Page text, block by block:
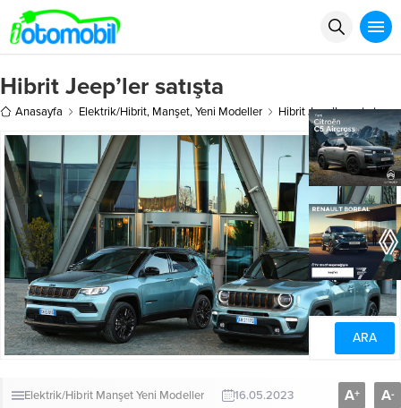
Hibrit Jeep’ler satışta
Anasayfa Elektrik/Hibrit, Manşet,Yeni Modeller Hibrit Jeep’ler satışta
Elektrik/Hibrit ManşetYeni Modeller 16.05.2023 A+ A-